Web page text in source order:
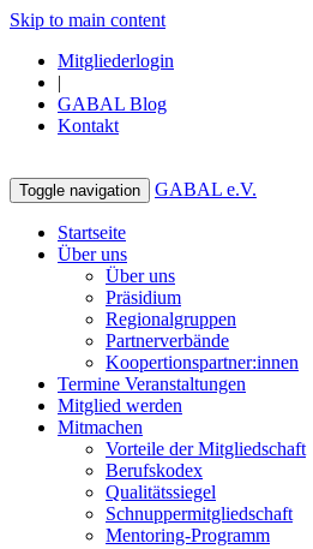
Skip to main content
Mitgliederlogin
|
GABAL Blog
Kontakt
Toggle navigation GABAL e.V.
Startseite
Über uns
Über uns
Präsidium
Regionalgruppen
Partnerverbände
Koopertionspartner:innen
Termine Veranstaltungen
Mitglied werden
Mitmachen
Vorteile der Mitgliedschaft
Berufskodex
Qualitätssiegel
Schnuppermitgliedschaft
Mentoring-Programm